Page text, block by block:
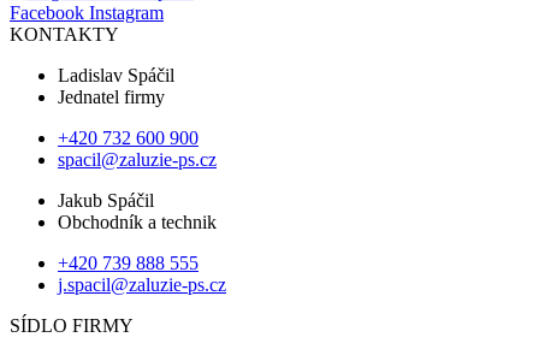
Facebook Instagram
KONTAKTY
Ladislav Spáčil
Jednatel firmy
+420 732 600 900
spacil@zaluzie-ps.cz
Jakub Spáčil
Obchodník a technik
+420 739 888 555
j.spacil@zaluzie-ps.cz
SÍDLO FIRMY